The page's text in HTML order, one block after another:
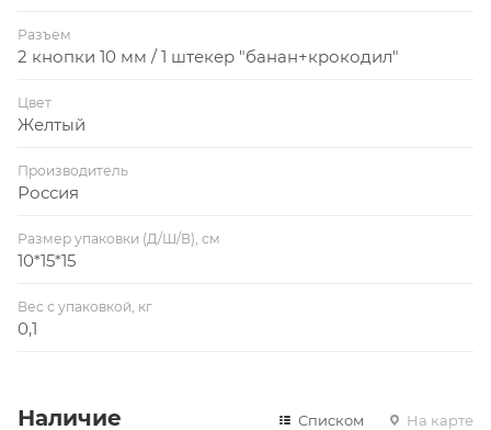
Разъем
2 кнопки 10 мм / 1 штекер "банан+крокодил"
Цвет
Желтый
Производитель
Россия
Размер упаковки (Д/Ш/В), см
10*15*15
Вес с упаковкой, кг
0,1
Наличие Списком На карте